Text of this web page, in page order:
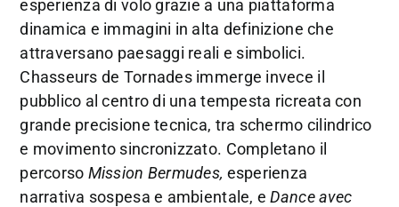
esperienza di volo grazie a una piattaforma
dinamica e immagini in alta definizione che
attraversano paesaggi reali e simbolici.
Chasseurs de Tornades immerge invece il
pubblico al centro di una tempesta ricreata con
grande precisione tecnica, tra schermo cilindrico
e movimento sincronizzato. Completano il
percorso Mission Bermudes, esperienza
narrativa sospesa e ambientale, eDance avec